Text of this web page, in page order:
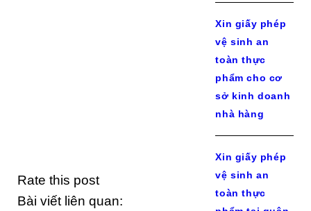
Rate this post
Bài viết liên quan:
Xin giấy phép
vệ sinh an
toàn thực
phẩm cho cơ
sở kinh doanh
nhà hàng
Xin giấy phép
vệ sinh an
toàn thực